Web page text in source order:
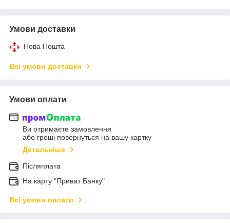
Умови доставки
Нова Пошта
Всі умови доставки
Умови оплати
Ви отримаєте замовлення
або гроші повернуться на вашу картку
Детальніше
Післяплата
На карту "Приват Банку"
Всі умови оплати